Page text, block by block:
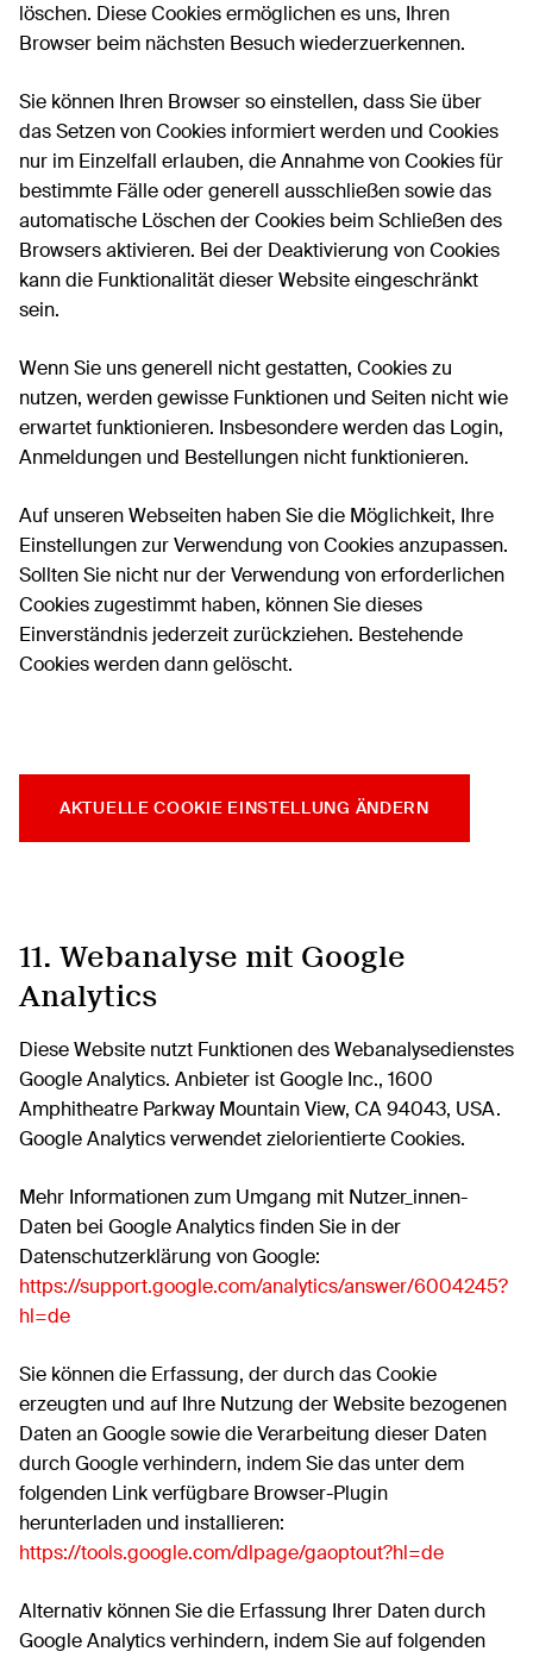
löschen. Diese Cookies ermöglichen es uns, Ihren
Browser beim nächsten Besuch wiederzuerkennen.
Sie können Ihren Browser so einstellen, dass Sie über
das Setzen von Cookies informiert werden und Cookies
nur im Einzelfall erlauben, die Annahme von Cookies für
bestimmte Fälle oder generell ausschließen sowie das
automatische Löschen der Cookies beim Schließen des
Browsers aktivieren. Bei der Deaktivierung von Cookies
kann die Funktionalität dieser Website eingeschränkt
sein.
Wenn Sie uns generell nicht gestatten, Cookies zu
nutzen, werden gewisse Funktionen und Seiten nicht wie
erwartet funktionieren. Insbesondere werden das Login,
Anmeldungen und Bestellungen nicht funktionieren.
Auf unseren Webseiten haben Sie die Möglichkeit, Ihre
Einstellungen zur Verwendung von Cookies anzupassen.
Sollten Sie nicht nur der Verwendung von erforderlichen
Cookies zugestimmt haben, können Sie dieses
Einverständnis jederzeit zurückziehen. Bestehende
Cookies werden dann gelöscht.
AKTUELLE COOKIE EINSTELLUNG ÄNDERN
11. Webanalyse mit Google
Analytics
Diese Website nutzt Funktionen des Webanalysedienstes
Google Analytics. Anbieter ist Google Inc., 1600
Amphitheatre Parkway Mountain View, CA 94043, USA.
Google Analytics verwendet zielorientierte Cookies.
Mehr Informationen zum Umgang mit Nutzer_innen-
Daten bei Google Analytics finden Sie in der
Datenschutzerklärung von Google:
https://support.google.com/analytics/answer/6004245?
hl=de
Sie können die Erfassung, der durch das Cookie
erzeugten und auf Ihre Nutzung der Website bezogenen
Daten an Google sowie die Verarbeitung dieser Daten
durch Google verhindern, indem Sie das unter dem
folgenden Link verfügbare Browser-Plugin
herunterladen und installieren:
https://tools.google.com/dlpage/gaoptout?hl=de
Alternativ können Sie die Erfassung Ihrer Daten durch
Google Analytics verhindern, indem Sie auf folgenden